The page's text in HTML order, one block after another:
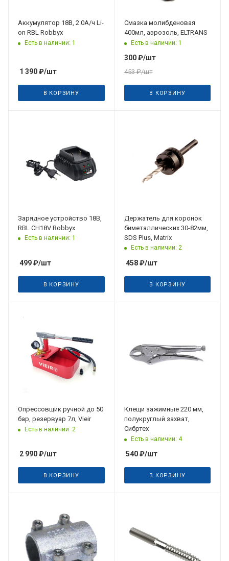
Аккумулятор 18В, 2.0А/ч Li-
on RBL Robbyx
Есть в наличии: 1
1 390₽/шт
В КОРЗИНУ
Смазка молибденовая
400мл, аэрозоль, ELTRANS
Есть в наличии: 1
300₽/шт
453₽/шт
В КОРЗИНУ
Зарядное устройство 18В,
RBL CH18V Robbyx
Есть в наличии: 1
499₽/шт
В КОРЗИНУ
Держатель для коронок
биметаллических 30-82мм,
SDS Plus, Matrix
Есть в наличии: 2
458₽/шт
В КОРЗИНУ
Опрессовщик ручной до 50
бар, резервуар 7л, Vieir
Есть в наличии: 2
2 990₽/шт
В КОРЗИНУ
Клещи зажимные 220 мм,
полукруглый захват,
Сибртех
Есть в наличии: 4
540₽/шт
В КОРЗИНУ